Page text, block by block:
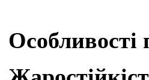
Особливості